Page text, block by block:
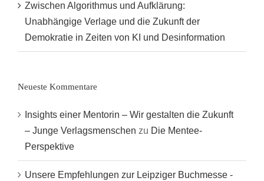
Zwischen Algorithmus und Aufklärung:
Unabhängige Verlage und die Zukunft der
Demokratie in Zeiten von KI und Desinformation
Neueste Kommentare
Insights einer Mentorin – Wir gestalten die Zukunft
– Junge Verlagsmenschen zu Die Mentee-
Perspektive
Unsere Empfehlungen zur Leipziger Buchmesse -